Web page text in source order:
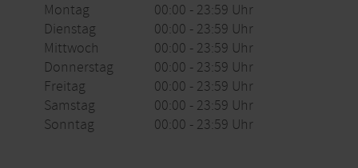
bestehen meist aus Kalk- und Dolomitbruch, der
häufig im Strassenbau Verwendung findet.
Die benachbarte Bergehalde der Grube
Zufriedenheit wurde zum Beispiel vollständig
abgetragen und dazu benutzt, den Napoleonsweg,
aber auch diesen Waldweg zum Betriebspunkt zu
Montag
00:00 - 23:59 Uhr
Dienstag
00:00 - 23:59 Uhr
Mittwoch
00:00 - 23:59 Uhr
Donnerstag
00:00 - 23:59 Uhr
Freitag
00:00 - 23:59 Uhr
Samstag
00:00 - 23:59 Uhr
Sonntag
00:00 - 23:59 Uhr